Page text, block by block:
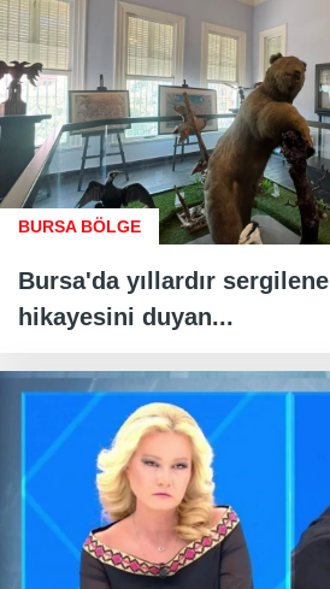
BURSA BÖLGE
Bursa'da yıllardır
hikayesini duyan...